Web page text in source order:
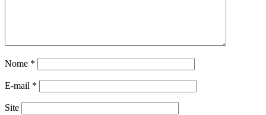
Nome *
E-mail *
Site